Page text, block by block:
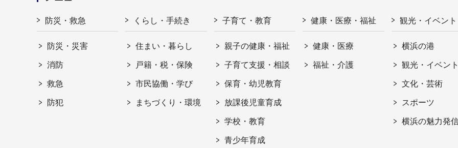
防災・救急
防災・災害
消防
救急
防犯
くらし・手続き
住まい・暮らし
戸籍・税・保険
市民協働・学び
まちづくり・環境
子育て・教育
親子の健康・福祉
子育て支援・相談
保育・幼児教育
放課後児童育成
学校・教育
青少年育成
健康・医療・福祉
健康・医療
福祉・介護
観光・イベント
横浜の港
観光・イベント
文化・芸術
スポーツ
横浜の魅力発